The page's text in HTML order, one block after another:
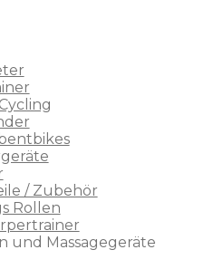
/ Zubehör
Rollen
und Massagegeräte